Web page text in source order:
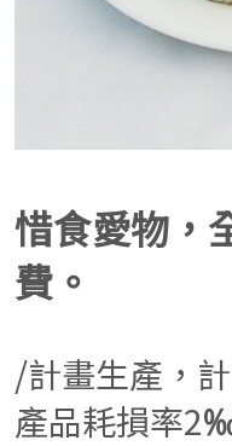
惜食愛物，
費。
/計畫生產，
產品耗損率2